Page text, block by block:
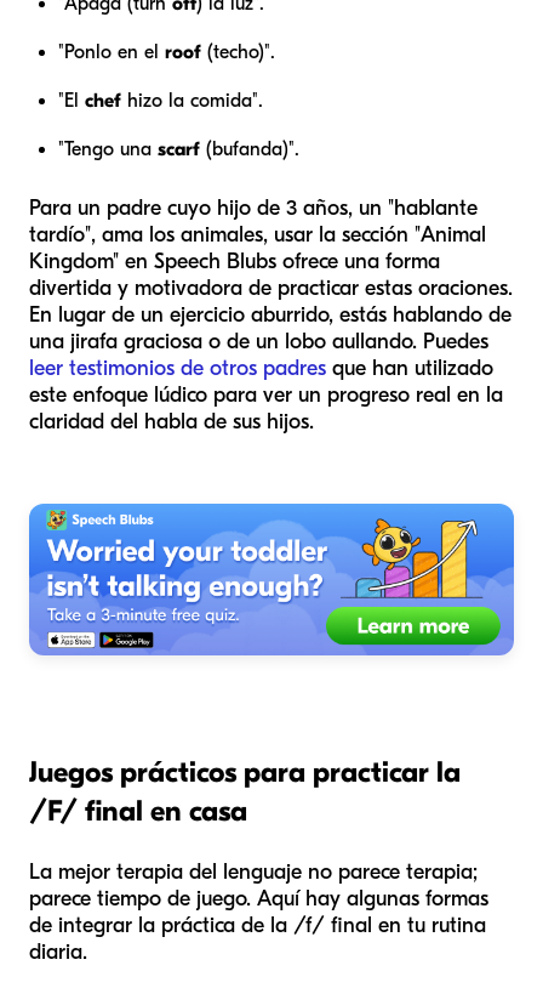
"Ponlo en el roof (techo)".
"El chef hizo la comida".
"Tengo una scarf (bufanda)".
Para un padre cuyo hijo de 3 años, un "hablante
tardío", ama los animales, usar la sección "Animal
Kingdom" en Speech Blubs ofrece una forma
divertida y motivadora de practicar estas oraciones.
En lugar de un ejercicio aburrido, estás hablando de
una jirafa graciosa o de un lobo aullando. Puedes
leer testimonios de otros padres que han utilizado
este enfoque lúdico para ver un progreso real en la
claridad del habla de sus hijos.
Juegos prácticos para practicar la
/F/ final en casa
La mejor terapia del lenguaje no parece terapia;
parece tiempo de juego. Aquí hay algunas formas
de integrar la práctica de la /f/ final en tu rutina
diaria.